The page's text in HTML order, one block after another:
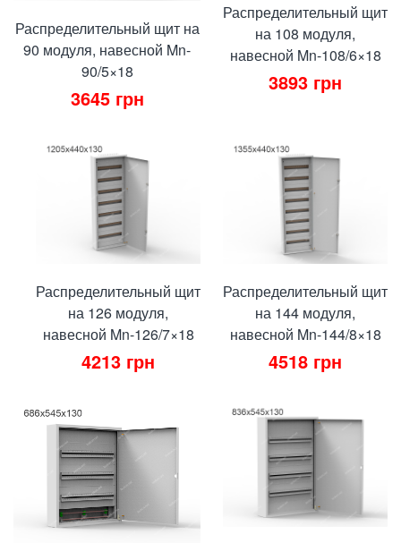
Распределительный щит на
90 модуля, навесной Mn-
90/5×18
3645 грн
Распределительный щит
на 108 модуля,
навесной Mn-108/6×18
3893 грн
Распределительный щит
на 126 модуля,
навесной Mn-126/7×18
4213 грн
Распределительный щит
на 144 модуля,
навесной Mn-144/8×18
4518 грн